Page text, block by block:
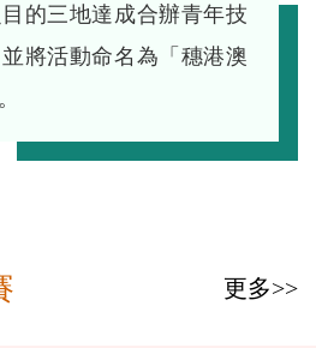
的三地達成合辦青年技
將活動命名為「穗港澳
更多>>